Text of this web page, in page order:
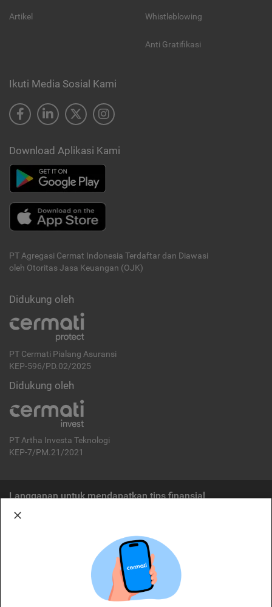
Artikel Whistleblowing
Anti Gratifikasi
Ikuti Media Sosial Kami
Download Aplikasi Kami
PT Agregasi Cermat Indonesia Terdaftar dan Diawasi
oleh Otoritas Jasa Keuangan (OJK)
Didukung oleh
PT Cermati Pialang Asuransi
KEP-596/PD.02/2025
Didukung oleh
PT Artha Investa Teknologi
KEP-7/PM.21/2021
Langganan untuk mendapatkan tips finansial
Cermati merupakan penyelenggara agregasi jasa keuangan yang terdaftar di
OJK. Oleh karena itu, produk dan/atau layanan jasa keuangan yang
ditawarkan bukan merupakan produk dan/atau layanan jasa keuangan yang
diterbitkan oleh Cermati dan Cermati tidak bertanggung jawab atas tuntutan